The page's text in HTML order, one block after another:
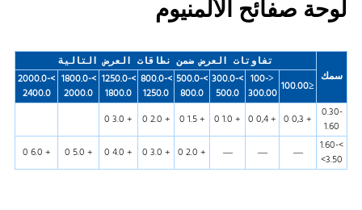
لوحة صفائح الألمنيوم
سمك
تفاوتات العرض ضمن نطاقات العرض التالية
≤100.00
˃100-
300.00
>300.0-
500.0
>500.0-
800.0
>800.0-
1250.0
>1250.0-
1800.0
>1800.0-
2000.0
>2000.0-
2400.0
0.30-
1.60
+ 0,3 0
+ 0,4 0
+ 1.0 0
+ 1.5 0
+ 2.0 0
+ 3.0 0
>1.60-
3.50>
—
—
—
+ 2.0 0
+ 3.0 0
+ 4.0 0
+ 5.0 0
+ 6.0 0